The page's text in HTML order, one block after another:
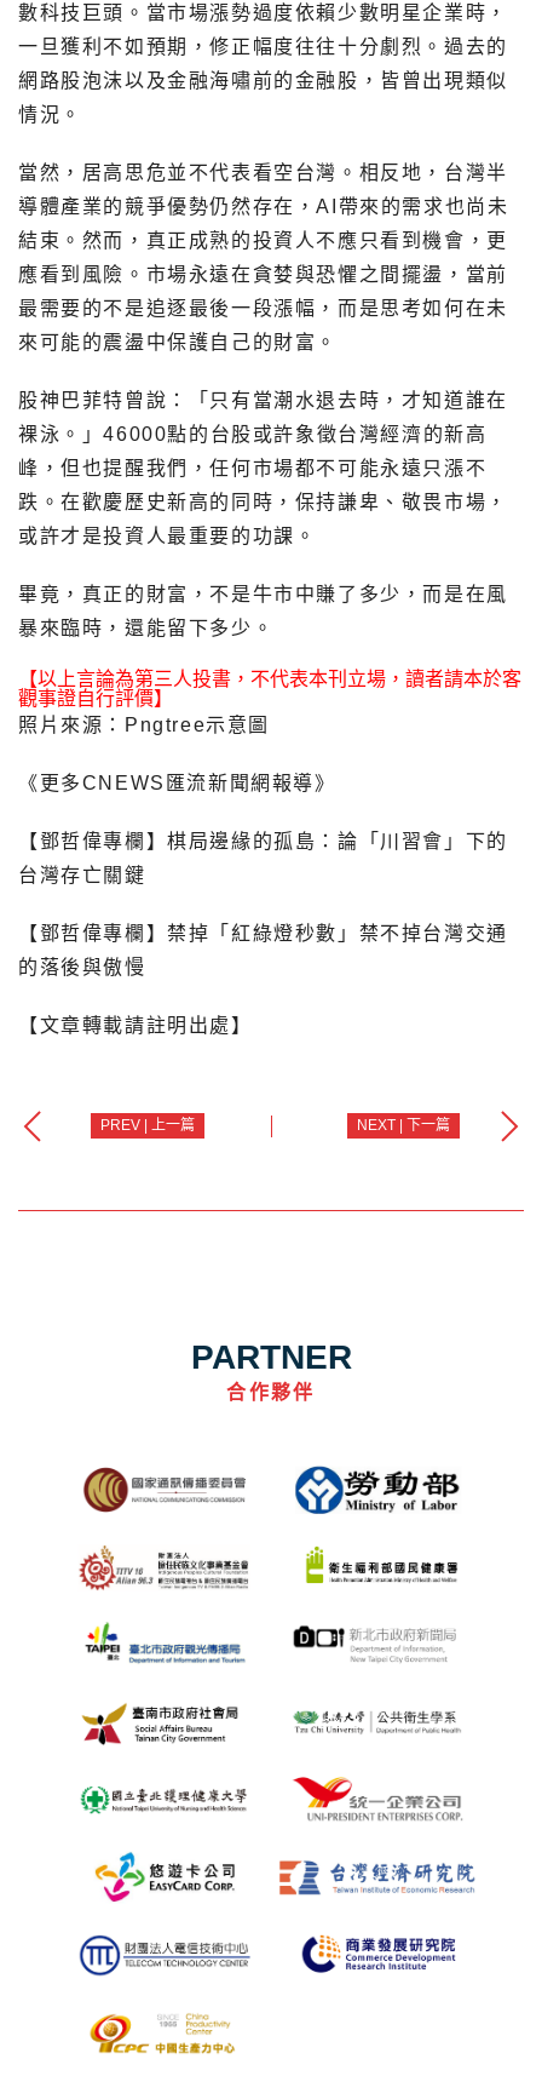
數科技巨頭。當市場漲勢過度依賴少數明星企業時，
一旦獲利不如預期，修正幅度往往十分劇烈。過去的
網路股泡沫以及金融海嘯前的金融股，皆曾出現類似
情況。
當然，居高思危並不代表看空台灣。相反地，台灣半
導體產業的競爭優勢仍然存在，AI帶來的需求也尚未
結束。然而，真正成熟的投資人不應只看到機會，更
應看到風險。市場永遠在貪婪與恐懼之間擺盪，當前
最需要的不是追逐最後一段漲幅，而是思考如何在未
來可能的震盪中保護自己的財富。
股神巴菲特曾說：「只有當潮水退去時，才知道誰在
裸泳。」46000點的台股或許象徵台灣經濟的新高
峰，但也提醒我們，任何市場都不可能永遠只漲不
跌。在歡慶歷史新高的同時，保持謙卑、敬畏市場，
或許才是投資人最重要的功課。
畢竟，真正的財富，不是牛市中賺了多少，而是在風
暴來臨時，還能留下多少。
【以上言論為第三人投書，不代表本刊立場，讀者請本於客
觀事證自行評價】
照片來源：Pngtree示意圖
《更多CNEWS匯流新聞網報導》
【鄧哲偉專欄】棋局邊緣的孤島：論「川習會」下的
台灣存亡關鍵
【鄧哲偉專欄】禁掉「紅綠燈秒數」禁不掉台灣交通
的落後與傲慢
【文章轉載請註明出處】
PREV | 上一篇 NEXT | 下一篇
PARTNER
合作夥伴